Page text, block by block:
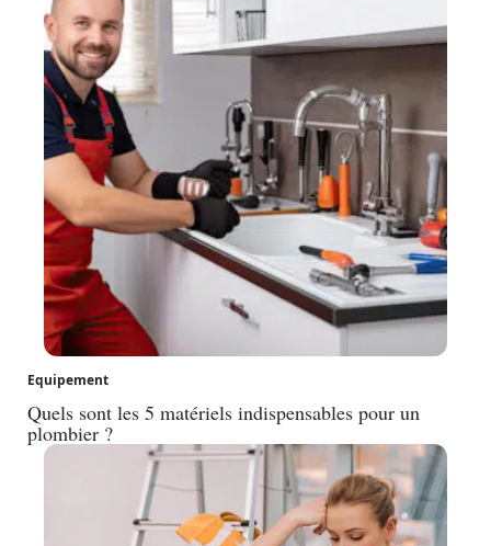
Equipement
Quels sont les 5 matériels indispensables pour un
plombier ?